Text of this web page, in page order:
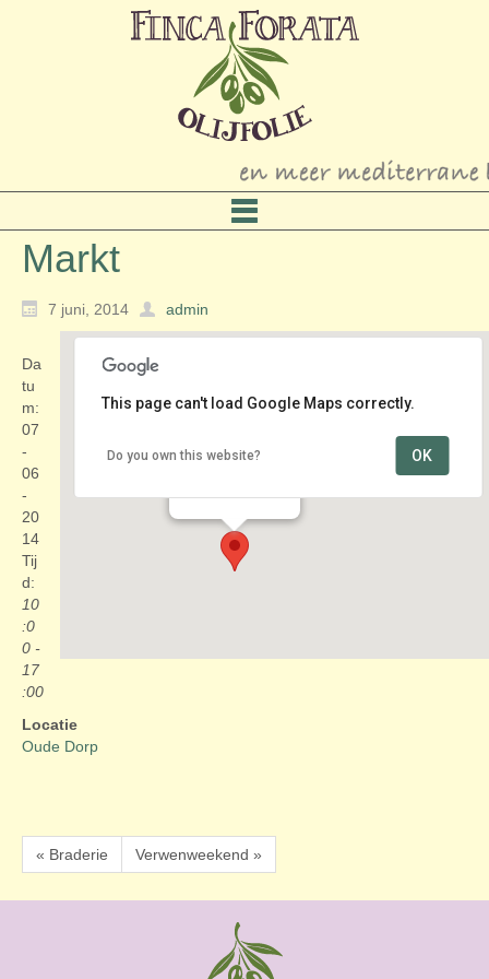
Markt
7 juni, 2014 admin
Oude Dorp
This page can't load Google Maps correctly.
Do you own this website? OK
Da
tu
m:
07
-
06
-
20
14
Tij
d:
10
:0
0 -
17
:00
Locatie
Oude Dorp
« Braderie Verwenweekend »